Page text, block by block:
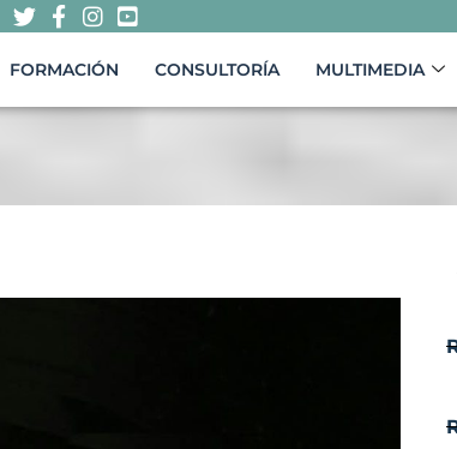
FORMACIÓN CONSULTORÍA MULTIMEDIA